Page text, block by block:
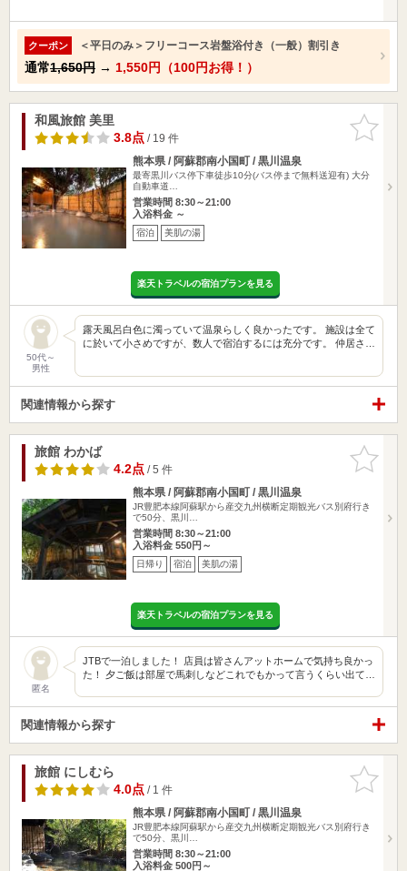
クーポン ＜平日のみ＞フリーコース岩盤浴付き（一般）割引き
通常1,650円 → 1,550円（100円お得！）
お気に入
りに追加
和風旅館 美里
3.8点/ 19 件
熊本県 / 阿蘇郡南小国町 / 黒川温泉
最寄黒川バス停下車徒歩10分(バス停まで無料送迎有) 大分
自動車道…
営業時間 8:30～21:00
入浴料金 ～
宿泊 美肌の湯
楽天トラベルの宿泊プランを見る
50代～
男性
露天風呂白色に濁っていて温泉らしく良かったです。 施設は全て
に於いて小さめですが、数人で宿泊するには充分です。 仲居さ…
関連情報から探す
お気に入
りに追加
旅館 わかば
4.2点/ 5 件
熊本県 / 阿蘇郡南小国町 / 黒川温泉
JR豊肥本線阿蘇駅から産交九州横断定期観光バス別府行き
で50分、黒川…
営業時間 8:30～21:00
入浴料金 550円～
日帰り 宿泊 美肌の湯
楽天トラベルの宿泊プランを見る
匿名
JTBで一泊しました！ 店員は皆さんアットホームで気持ち良かっ
た！ 夕ご飯は部屋で馬刺しなどこれでもかって言うくらい出て…
関連情報から探す
お気に入
りに追加
旅館 にしむら
4.0点/ 1 件
熊本県 / 阿蘇郡南小国町 / 黒川温泉
JR豊肥本線阿蘇駅から産交九州横断定期観光バス別府行き
で50分、黒川…
営業時間 8:30～21:00
入浴料金 500円～